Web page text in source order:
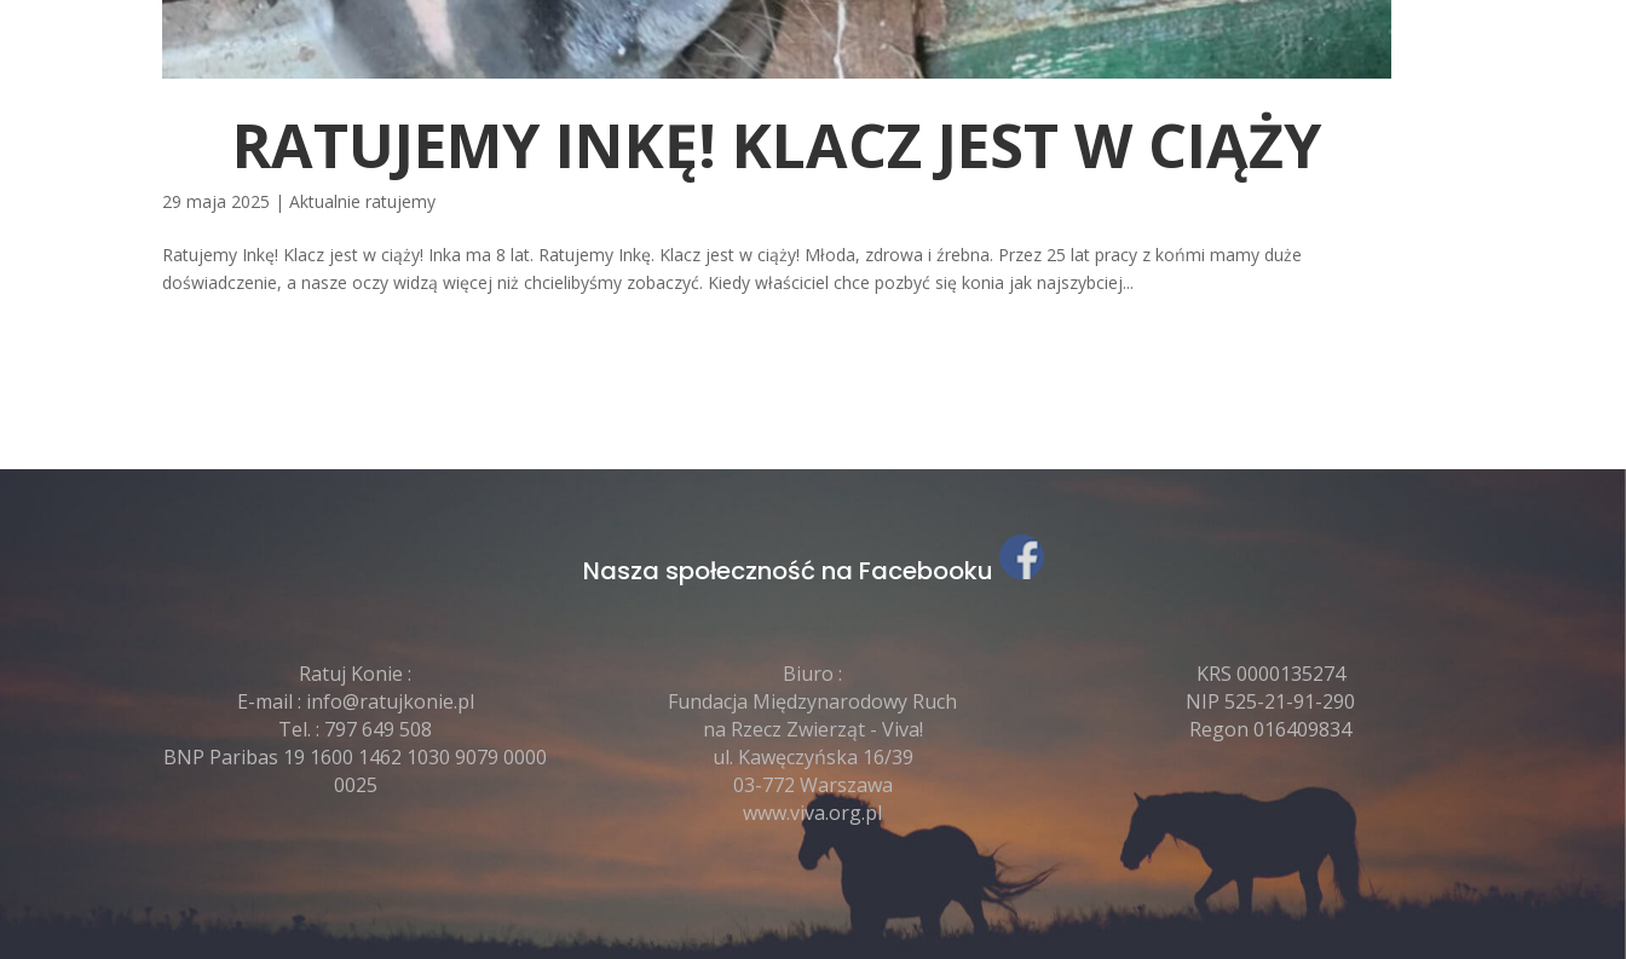
RATUJEMY INKĘ! KLACZ JEST W CIĄŻY
29 maja 2025 |Aktualnie ratujemy
Ratujemy Inkę! Klacz jest w ciąży! Inka ma 8 lat. Ratujemy Inkę. Klacz jest w ciąży! Młoda, zdrowa i źrebna. Przez 25 lat pracy z końmi mamy duże
doświadczenie, a nasze oczy widzą więcej niż chcielibyśmy zobaczyć. Kiedy właściciel chce pozbyć się konia jak najszybciej...
Nasza społeczność na Facebooku
Ratuj Konie :
E-mail : info@ratujkonie.pl
Tel. : 797 649 508
BNP Paribas 19 1600 1462 1030 9079 0000
0025
Biuro :
Fundacja Międzynarodowy Ruch
na Rzecz Zwierząt - Viva!
ul. Kawęczyńska 16/39
03-772 Warszawa
www.viva.org.pl
KRS 0000135274
NIP 525-21-91-290
Regon 016409834